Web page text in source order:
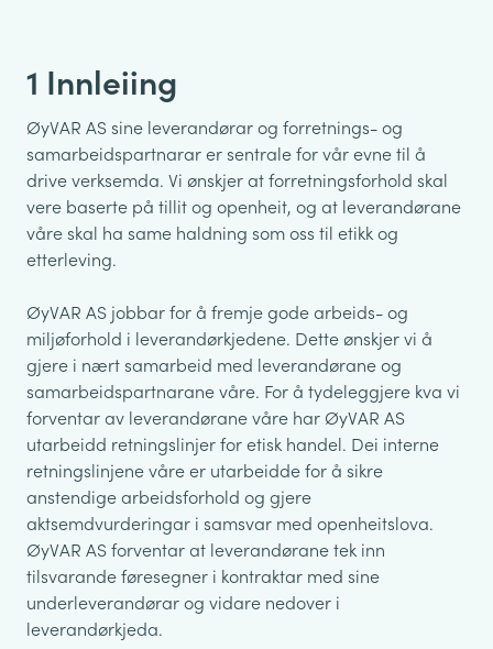
1 Innleiing
ØyVAR AS sine leverandørar og forretnings- og
samarbeidspartnarar er sentrale for vår evne til å
drive verksemda. Vi ønskjer at forretningsforhold skal
vere baserte på tillit og openheit, og at leverandørane
våre skal ha same haldning som oss til etikk og
etterleving.
ØyVAR AS jobbar for å fremje gode arbeids- og
miljøforhold i leverandørkjedene. Dette ønskjer vi å
gjere i nært samarbeid med leverandørane og
samarbeidspartnarane våre. For å tydeleggjere kva vi
forventar av leverandørane våre har ØyVAR AS
utarbeidd retningslinjer for etisk handel. Dei interne
retningslinjene våre er utarbeidde for å sikre
anstendige arbeidsforhold og gjere
aktsemdvurderingar i samsvar med openheitslova.
ØyVAR AS forventar at leverandørane tek inn
tilsvarande føresegner i kontraktar med sine
underleverandørar og vidare nedover i
leverandørkjeda.